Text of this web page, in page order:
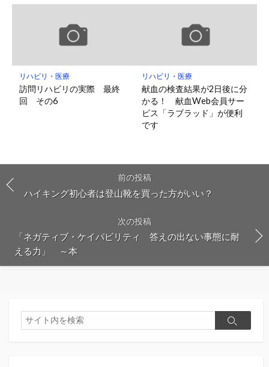
リハビリ・医療
訪問リハビリの実際 最終
回 その6
リハビリ・医療
献血の検査結果が2日後に分
かる！ 献血Web会員サー
ビス「ラブラッド」が便利
です
前の投稿
ハイキング初心者は登山靴を買った方がいい？
次の投稿
「ネガティブ・ケイパビリティ 答えの出ない事態に耐
える力」 ～本
検
索
検